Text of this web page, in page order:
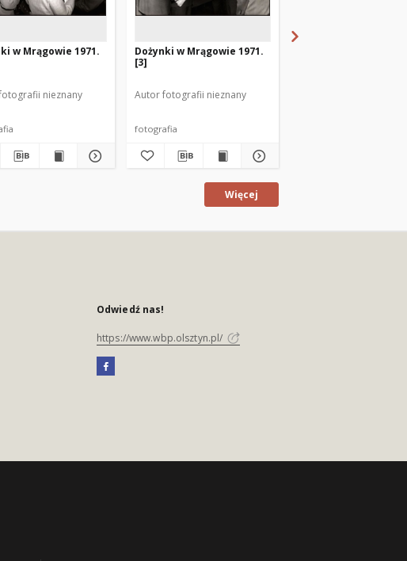
w Mrągowie 1971.
nieznany
Dożynki w Mrągowie 1971.
[3]
Autor fotografii nieznany
fotografia
Więcej
Odwiedź nas!
https://www.wbp.olsztyn.pl/